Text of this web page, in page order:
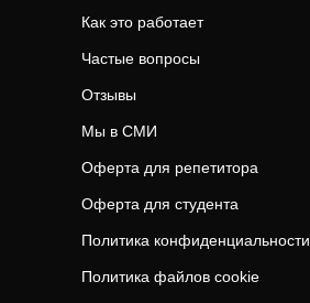
Как это работает
Частые вопросы
Отзывы
Мы в СМИ
Оферта для репетитора
Оферта для студента
Политика конфиденциальности
Политика файлов cookie